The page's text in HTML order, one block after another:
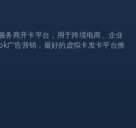
务商开卡平台，用于跨境电商、企业
广告营销，最好的虚拟卡发卡平台推